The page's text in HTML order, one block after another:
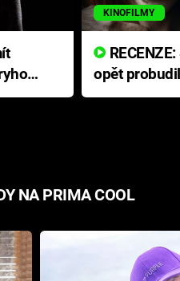
KINOFILMY
opět
přichází s
NA PRIMA COOL